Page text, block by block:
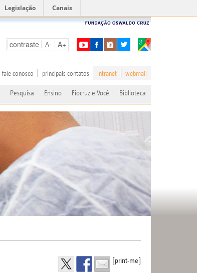
Legislação Canais
contraste A- A+
fale conosco principais contatos intranet webmail
Pesquisa Ensino Fiocruz e Você Biblioteca
[print-me]